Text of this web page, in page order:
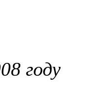
году